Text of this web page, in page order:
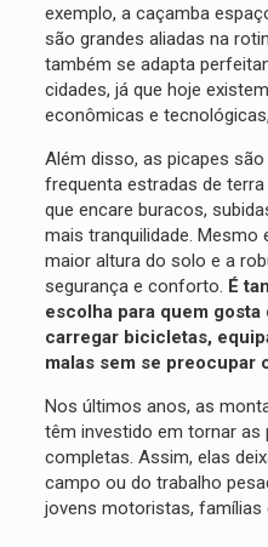
exemplo, a caçamba
são grandes aliadas na
também se adapta
cidades, já que hoje
econômicas e
Além disso, as picapes
frequenta estradas de
que encare buracos,
mais tranquilidade. Mesmo
maior altura do solo e a
segurança e conforto. É
escolha para quem
carregar bicicletas,
malas sem se preocupar
Nos últimos anos, as
têm investido em tornar as
completas. Assim, elas
campo ou do trabalho
jovens motoristas, famílias